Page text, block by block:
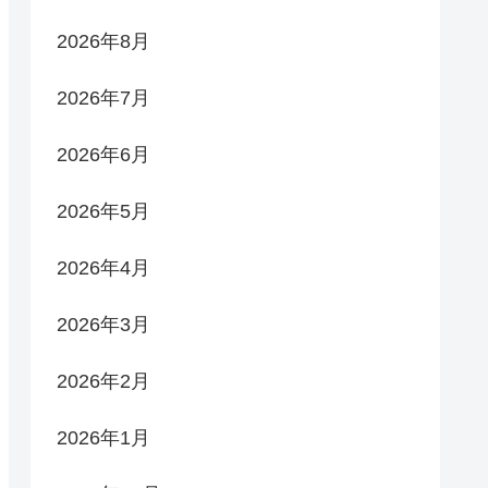
2026年8月
2026年7月
2026年6月
2026年5月
2026年4月
2026年3月
2026年2月
2026年1月